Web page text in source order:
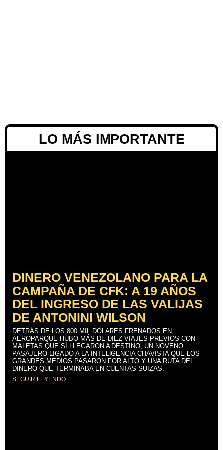
LO MÁS IMPORTANTE
DINERO VENEZOLANO PARA LA
CAMPAÑA DE CFK: A 19 AÑOS
DEL INGRESO DE LAS VALIJAS
DE ANTONINI WILSON
DETRÁS DE LOS 800 MIL DÓLARES FRENADOS EN
AEROPARQUE HUBO MÁS DE DIEZ VIAJES PREVIOS CON
MALETAS QUE SÍ LLEGARON A DESTINO, UN NOVENO
PASAJERO LIGADO A LA INTELIGENCIA CHAVISTA QUE LOS
GRANDES MEDIOS PASARON POR ALTO Y UNA RUTA DEL
DINERO QUE TERMINABA EN CUENTAS SUIZAS.
SEGUIR LEYENDO